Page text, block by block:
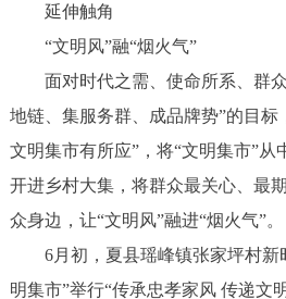
延伸触角
“文明风”融“烟火气”
面对时代之需、使命所系、群众
地链、集服务群、成品牌势”的目标
文明集市有所应”，将“文明集市”从
开进乡村大集，将群众最关心、最
众身边，让“文明风”融进“烟火气”。
6月初，夏县瑶峰镇张家坪村新
明集市”举行“传承忠孝家风 传递文